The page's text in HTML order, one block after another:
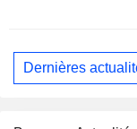
Dernières